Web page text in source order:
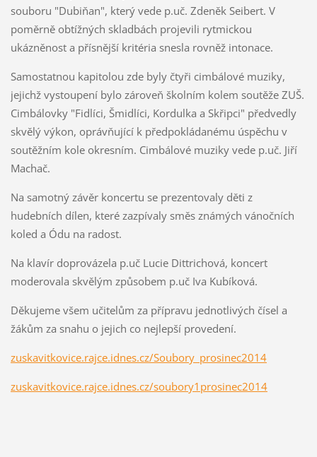
souboru "Dubiňan", který vede p.uč. Zdeněk Seibert. V
poměrně obtížných skladbách projevili rytmickou
ukázněnost a přísnější kritéria snesla rovněž intonace.
Samostatnou kapitolou zde byly čtyři cimbálové muziky,
jejichž vystoupení bylo zároveň školním kolem soutěže ZUŠ.
Cimbálovky "Fidlíci, Šmidlíci, Kordulka a Skřipci" předvedly
skvělý výkon, oprávňující k předpokládanému úspěchu v
soutěžním kole okresním. Cimbálové muziky vede p.uč. Jiří
Machač.
Na samotný závěr koncertu se prezentovaly děti z
hudebních dílen, které zazpívaly směs známých vánočních
koled a Ódu na radost.
Na klavír doprovázela p.uč Lucie Dittrichová, koncert
moderovala skvělým způsobem p.uč Iva Kubíková.
Děkujeme všem učitelům za přípravu jednotlivých čísel a
žákům za snahu o jejich co nejlepší provedení.
zuskavitkovice.rajce.idnes.cz/Soubory_prosinec2014
zuskavitkovice.rajce.idnes.cz/soubory1prosinec2014